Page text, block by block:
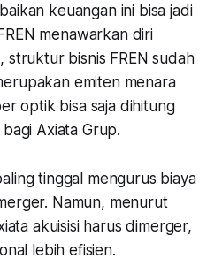
keuangan ini bisa jadi
menawarkan diri
struktur bisnis FREN sudah
emiten menara
optik bisa saja dihitung
Axiata Grup.
tinggal mengurus biaya
Namun, menurut
akuisisi harus dimerger,
lebih efisien.